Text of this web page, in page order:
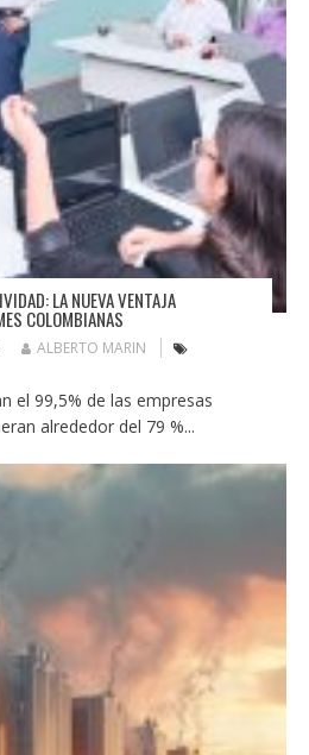
LA NUEVA VENTAJA
COLOMBIANAS
ALBERTO MARIN
el 99,5% de las empresas
alrededor del 79 %...